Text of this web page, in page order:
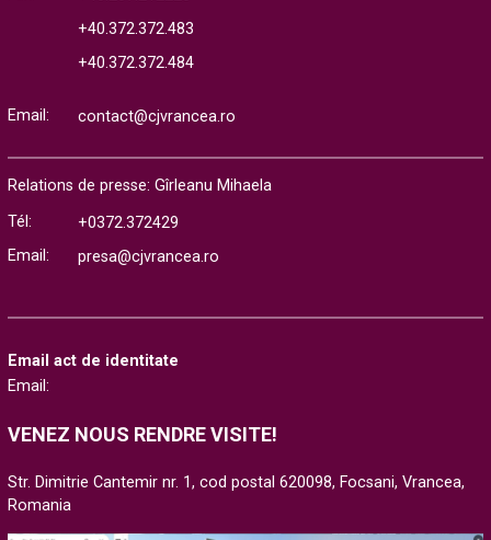
+40.372.372.483
+40.372.372.484
Email: contact@cjvrancea.ro
Relations de presse: Gîrleanu Mihaela
Tél:
+0372.372429
Email:
presa@cjvrancea.ro
Email act de identitate
Email:
VENEZ NOUS RENDRE VISITE!
Str. Dimitrie Cantemir nr. 1, cod postal 620098, Focsani, Vrancea,
Romania